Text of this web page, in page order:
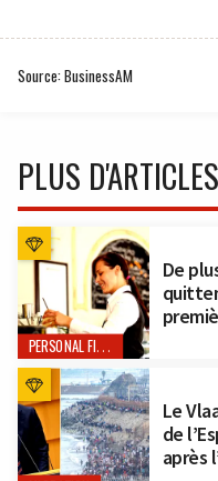
Source: BusinessAM
PLUS
PERSONAL FINANCE
De
Le
de
après